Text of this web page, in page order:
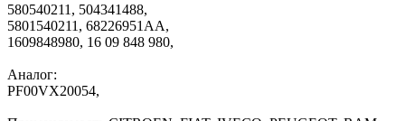
580540211, 504341488,
5801540211, 68226951AA,
1609848980, 16 09 848 980,
Аналог:
PF00VX20054,